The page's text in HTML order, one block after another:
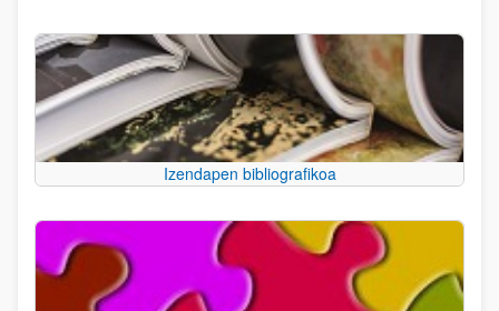
Izendapen bibliografikoa